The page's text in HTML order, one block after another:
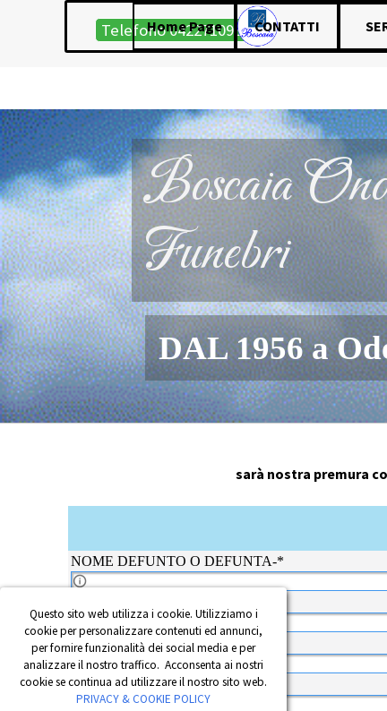
Questo sito web utilizza i cookie. Utilizziamo i
cookie per personalizzare contenuti ed annunci,
per fornire funzionalità dei social media e per
analizzare il nostro traffico. Acconsenta ai nostri
cookie se continua ad utilizzare il nostro sito web.
PRIVACY & COOKIE POLICY
Vai ai contenuti
Salta menù
Home Page
CONTATTI
Telefono 0422710985
Boscaia
Funebri
DAL 1956 a
sarà nostra premura
NOME DEFUNTO O DEFUNTA-*
digita il nome e cognomedel defunto o defunta
digita il tuo nome e cognome
TUA EMAIL-*
CAMPO OBLIGATORIO TUA
MESSAGGIO-*
DIGITA IL TESTO DA INVIARE